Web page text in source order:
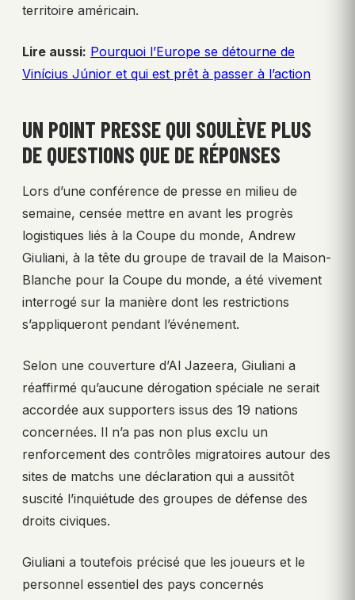
territoire américain.
Lire aussi: Pourquoi l’Europe se détourne de
Vinícius Júnior et qui est prêt à passer à l’action
UN POINT PRESSE QUI SOULÈVE PLUS
DE QUESTIONS QUE DE RÉPONSES
Lors d’une conférence de presse en milieu de
semaine, censée mettre en avant les progrès
logistiques liés à la Coupe du monde, Andrew
Giuliani, à la tête du groupe de travail de la Maison-
Blanche pour la Coupe du monde, a été vivement
interrogé sur la manière dont les restrictions
s’appliqueront pendant l’événement.
Selon une couverture d’Al Jazeera, Giuliani a
réaffirmé qu’aucune dérogation spéciale ne serait
accordée aux supporters issus des 19 nations
concernées. Il n’a pas non plus exclu un
renforcement des contrôles migratoires autour des
sites de matchs une déclaration qui a aussitôt
suscité l’inquiétude des groupes de défense des
droits civiques.
Giuliani a toutefois précisé que les joueurs et le
personnel essentiel des pays concernés